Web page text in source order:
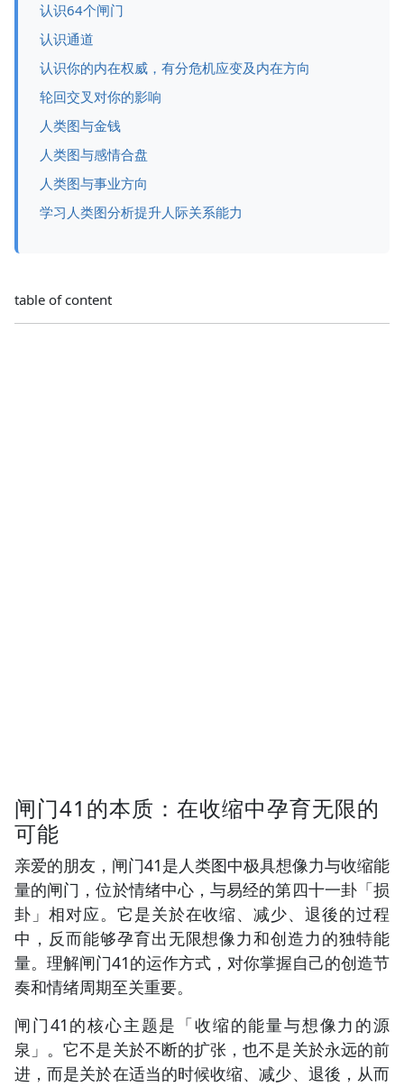
认识64个闸门
认识通道
认识你的内在权威，有分危机应变及内在方向
轮回交叉对你的影响
人类图与金钱
人类图与感情合盘
人类图与事业方向
学习人类图分析提升人际关系能力
table of content
闸门41的本质：在收缩中孕育无限的
可能
亲爱的朋友，闸门41是人类图中极具想像力与收缩能
量的闸门，位於情绪中心，与易经的第四十一卦「损
卦」相对应。它是关於在收缩、减少、退後的过程
中，反而能够孕育出无限想像力和创造力的独特能
量。理解闸门41的运作方式，对你掌握自己的创造节
奏和情绪周期至关重要。
闸门41的核心主题是「收缩的能量与想像力的源
泉」。它不是关於不断的扩张，也不是关於永远的前
进，而是关於在适当的时候收缩、减少、退後，从而